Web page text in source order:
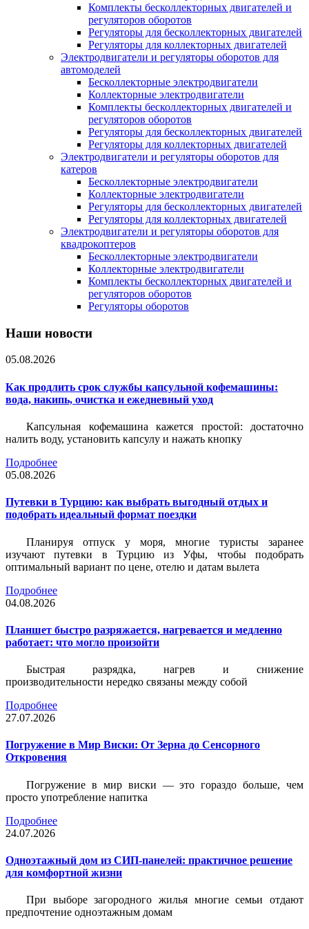
Комплекты бесколлекторных двигателей и
регуляторов оборотов
Регуляторы для бесколлекторных двигателей
Регуляторы для коллекторных двигателей
Электродвигатели и регуляторы оборотов для
автомоделей
Бесколлекторные электродвигатели
Коллекторные электродвигатели
Комплекты бесколлекторных двигателей и
регуляторов оборотов
Регуляторы для бесколлекторных двигателей
Регуляторы для коллекторных двигателей
Электродвигатели и регуляторы оборотов для
катеров
Бесколлекторные электродвигатели
Коллекторные электродвигатели
Регуляторы для бесколлекторных двигателей
Регуляторы для коллекторных двигателей
Электродвигатели и регуляторы оборотов для
квадрокоптеров
Бесколлекторные электродвигатели
Коллекторные электродвигатели
Комплекты бесколлекторных двигателей и
регуляторов оборотов
Регуляторы оборотов
Наши новости
05.08.2026
Как продлить срок службы капсульной кофемашины:
вода, накипь, очистка и ежедневный уход
Капсульная кофемашина кажется простой: достаточно
налить воду, установить капсулу и нажать кнопку
Подробнее
05.08.2026
Путевки в Турцию: как выбрать выгодный отдых и
подобрать идеальный формат поездки
Планируя отпуск у моря, многие туристы заранее
изучают путевки в Турцию из Уфы, чтобы подобрать
оптимальный вариант по цене, отелю и датам вылета
Подробнее
04.08.2026
Планшет быстро разряжается, нагревается и медленно
работает: что могло произойти
Быстрая разрядка, нагрев и снижение
производительности нередко связаны между собой
Подробнее
27.07.2026
Погружение в Мир Виски: От Зерна до Сенсорного
Откровения
Погружение в мир виски — это гораздо больше, чем
просто употребление напитка
Подробнее
24.07.2026
Одноэтажный дом из СИП-панелей: практичное решение
для комфортной жизни
При выборе загородного жилья многие семьи отдают
предпочтение одноэтажным домам